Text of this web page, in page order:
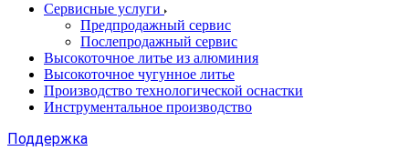
Сервисные услуги
Предпродажный сервис
Послепродажный сервис
Высокоточное литье из алюминия
Высокоточное чугунное литье
Производство технологической оснастки
Инструментальное производство
Поддержка